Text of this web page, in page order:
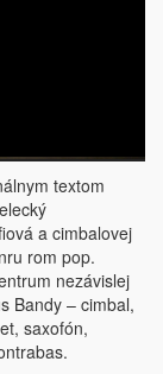
textom
a cimbalovej
rom pop.
nezávislej
Bandy – cimbal,
saxofón,